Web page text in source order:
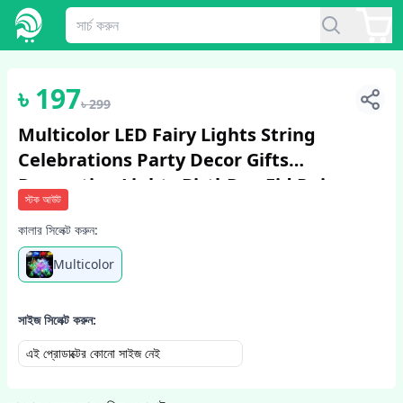
1/2
৳ 197৳299
Multicolor LED Fairy Lights String
Celebrations Party Decor Gifts
Decoration Lights BirthDay Eid Puja
Christmases Celebrations Decoration
Lights Fa...
স্টক আউট
কালার সিলেক্ট করুন:
Multicolor
সাইজ সিলেক্ট করুন:
এই প্রোডাক্টের কোনো সাইজ নেই